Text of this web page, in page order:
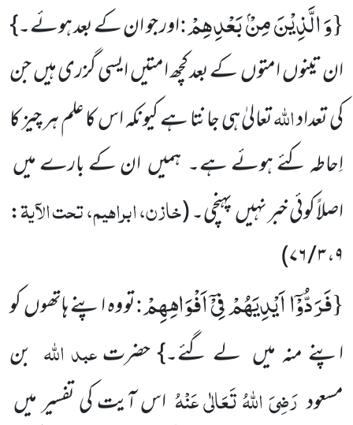
{وَ الَّذِیْنَ مِنْۢ بَعْدِهِمْ:اور جو ان کے بعد ہوئے۔}
ان تینوں امتوں کے بعد کچھ امتیں ایسی گزری ہیں جن
کی تعداداللّٰہتعالیٰ ہی جانتا ہے کیونکہ اس کا علم ہر چیز کا
اِحاطہ کئے ہوئے ہے۔ ہمیں ان کے بارے میں
اصلاً کوئی خبر نہیں پہنچی۔ (خازن، ابراہیم، تحت الآیۃ:
۹،۳ / ۷۶ )
{فَرَدُّوْۤا اَیْدِیَهُمْ فِیْۤ اَفْوَاهِهِمْ:تو وہ اپنے ہاتھوں کو
اپنے منہ میں لے گئے۔} حضرتعبد اللّٰہ بن
مسعودرَضِیَ اللّٰہُ تَعَالٰی عَنْہُ اس آیت کی تفسیر میں